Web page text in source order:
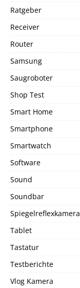
Ratgeber
Receiver
Router
Samsung
Saugroboter
Shop Test
Smart Home
Smartphone
Smartwatch
Software
Sound
Soundbar
Spiegelreflexkamera
Tablet
Tastatur
Testberichte
Vlog Kamera